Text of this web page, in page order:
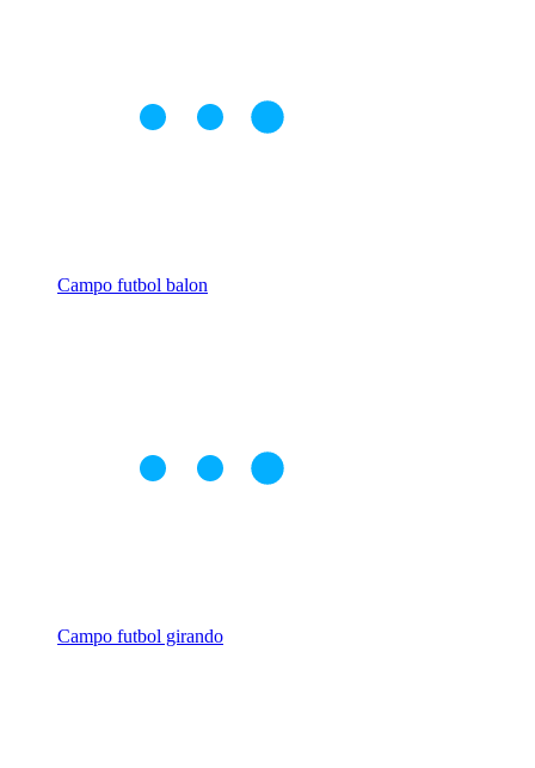
Campo futbol balon
Campo futbol girando